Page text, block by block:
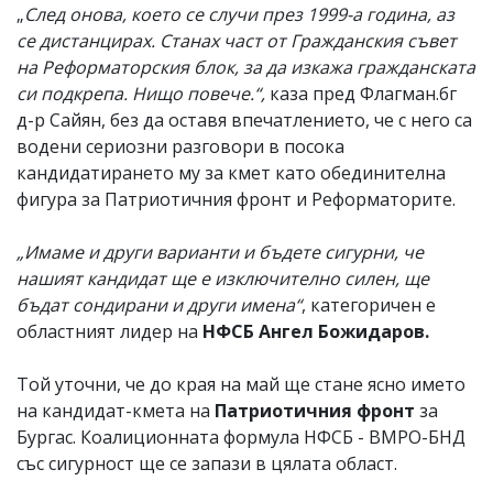
„След онова, което се случи през 1999-а година, аз
се дистанцирах. Станах част от Гражданския съвет
на Реформаторския блок, за да изкажа гражданската
си подкрепа. Нищо повече.“, каза пред Флагман.бг
д-р Сайян, без да оставя впечатлението, че с него са
водени сериозни разговори в посока
кандидатирането му за кмет като обединителна
фигура за Патриотичния фронт и Реформаторите.
„Имаме и други варианти и бъдете сигурни, че
нашият кандидат ще е изключително силен, ще
бъдат сондирани и други имена“, категоричен е
областният лидер на НФСБ Ангел Божидаров.
Той уточни, че до края на май ще стане ясно името
на кандидат-кмета на Патриотичния фронт за
Бургас. Коалиционната формула НФСБ - ВМРО-БНД
със сигурност ще се запази в цялата област.